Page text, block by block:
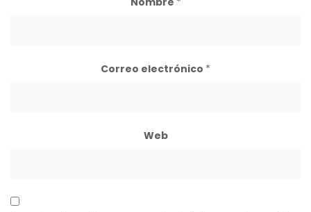
Correo electrónico *
Web